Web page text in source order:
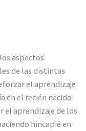
aspectos
de las distintas
el aprendizaje
en el recién nacido
el aprendizaje de los
hincapié en